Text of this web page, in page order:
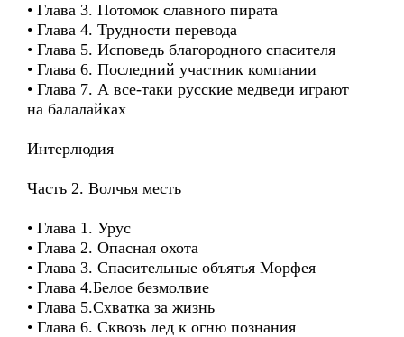
• Глава 3. Потомок славного пирата
• Глава 4. Трудности перевода
• Глава 5. Исповедь благородного спасителя
• Глава 6. Последний участник компании
• Глава 7. А все-таки русские медведи играют
на балалайках
Интерлюдия
Часть 2. Волчья месть
• Глава 1. Урус
• Глава 2. Опасная охота
• Глава 3. Спасительные объятья Морфея
• Глава 4.Белое безмолвие
• Глава 5.Схватка за жизнь
• Глава 6. Сквозь лед к огню познания